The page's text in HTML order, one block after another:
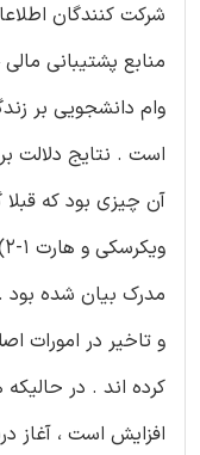
شرکت کنندگان
منابع پشتیبانی
وام دانشجویی بر
است . نتایج دلالت
آن چیزی بود که
مدرک بیان شده بود
و تاخیر در امورات
کرده اند . در
افزایش است ، آغاز